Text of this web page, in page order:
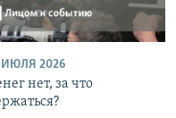
ИЮЛЯ 2026
нет, за что